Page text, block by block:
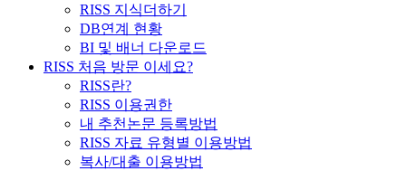
RISS 지식더하기
DB연계 현황
BI 및 배너 다운로드
RISS 처음 방문 이세요?
RISS란?
RISS 이용권한
내 추천논문 등록방법
RISS 자료 유형별 이용방법
복사/대출 이용방법